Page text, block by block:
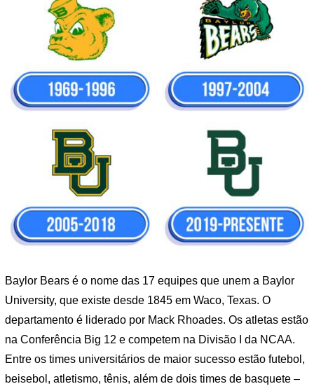
Baylor Bears é o nome das 17 equipes que unem a Baylor
University, que existe desde 1845 em Waco, Texas. O
departamento é liderado por Mack Rhoades. Os atletas estão
na Conferência Big 12 e competem na Divisão I da NCAA.
Entre os times universitários de maior sucesso estão futebol,
beisebol, atletismo, tênis, além de dois times de basquete –